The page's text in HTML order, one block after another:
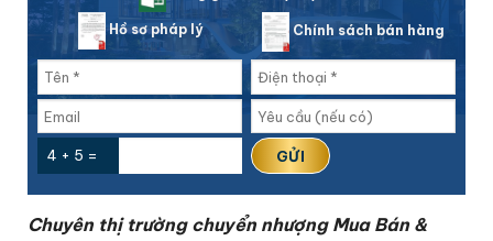
Hồ sơ pháp lý Chính sách bán hàng
4 + 5 =
Chuyên thị trường chuyển nhượng Mua Bán &